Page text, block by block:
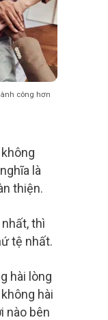
công hơn
là
thiện.
thì
tệ nhất.
hài lòng
hài
nào bên